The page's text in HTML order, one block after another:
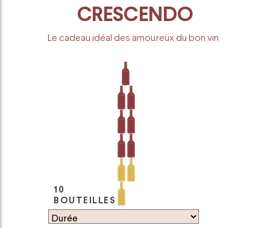
CRESCENDO
Le cadeau idéal des amoureux du bon vin
10
BOUTEILLES